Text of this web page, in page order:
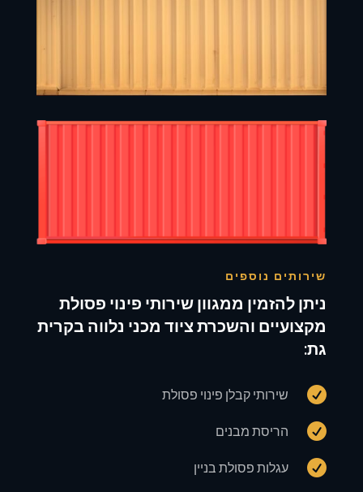
שירותים נוספים
ניתן להזמין ממגוון שירותי פינוי פסולת
מקצועיים והשכרת ציוד מכני נלווה בקרית
גת:
 שירותי קבלן פינוי פסולת
 הריסת מבנים
 עגלות פסולת בניין